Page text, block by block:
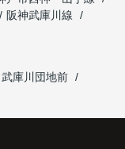
阪神武庫川線
武庫川団地前